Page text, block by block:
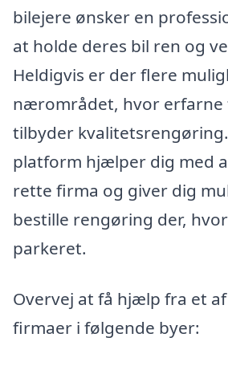
bilejere ønsker en
at holde deres bil ren og
Heldigvis er der flere
nærområdet, hvor erfarne
tilbyder
platform hjælper dig med
rette firma og giver dig
bestille rengøring der,
parkeret.
Overvej at få hjælp fra et
firmaer i følgende byer: